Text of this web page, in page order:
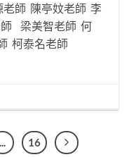
老師 陳亭妏老師 李
梁美智老師 何
柯泰名老師
... 16